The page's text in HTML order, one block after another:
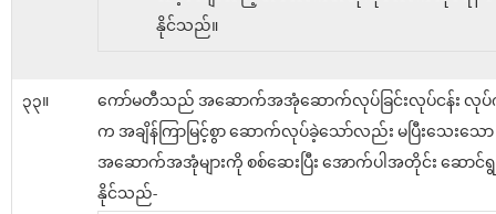
နိုင်သည်။
၃၃။
ကော်မတီသည် အဆောက်အအုံဆောက်လုပ်ခြင်းလုပ်ငန်း လု
က အချိန်ကြာမြင့်စွာ ဆောက်လုပ်ခဲ့သော်လည်း မပြီးသေးသော
အဆောက်အအုံများကို စစ်ဆေးပြီး အောက်ပါအတိုင်း ဆောင်
နိုင်သည်-